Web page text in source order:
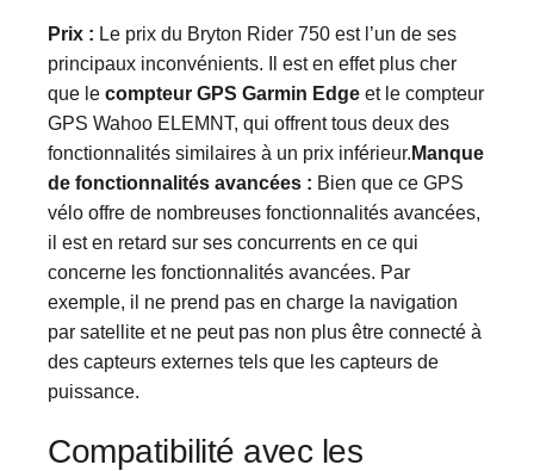
Prix : Le prix du Bryton Rider 750 est l’un de ses
principaux inconvénients. Il est en effet plus cher
que le compteur GPS Garmin Edge et le compteur
GPS Wahoo ELEMNT, qui offrent tous deux des
fonctionnalités similaires à un prix inférieur. Manque
de fonctionnalités avancées : Bien que ce GPS
vélo offre de nombreuses fonctionnalités avancées,
il est en retard sur ses concurrents en ce qui
concerne les fonctionnalités avancées. Par
exemple, il ne prend pas en charge la navigation
par satellite et ne peut pas non plus être connecté à
des capteurs externes tels que les capteurs de
puissance.
Compatibilité avec les